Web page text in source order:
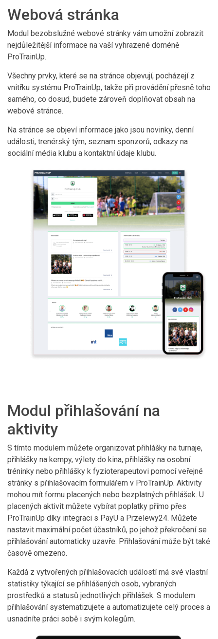
Webová stránka
Modul bezobslužné webové stránky vám umožní zobrazit
nejdůležitější informace na vaší vyhrazené doméně
ProTrainUp.
Všechny prvky, které se na stránce objevují, pocházejí z
vnitřku systému ProTrainUp, takže při provádění přesně toho
samého, co dosud, budete zároveň doplňovat obsah na
webové stránce.
Na stránce se objeví informace jako jsou novinky, denní
události, trenérský tým, seznam sponzorů, odkazy na
sociální média klubu a kontaktní údaje klubu.
Modul přihlašování na
aktivity
S tímto modulem můžete organizovat přihlášky na turnaje,
přihlášky na kempy, výlety do kina, přihlášky na osobní
tréninky nebo přihlášky k fyzioterapeutovi pomocí veřejné
stránky s přihlašovacím formulářem v ProTrainUp. Aktivity
mohou mít formu placených nebo bezplatných přihlášek. U
placených aktivit můžete vybírat poplatky přímo přes
ProTrainUp díky integraci s PayU a Przelewy24. Můžete
nastavit maximální počet účastníků, po jehož překročení se
přihlašování automaticky uzavře. Přihlašování může být také
časově omezeno.
Každá z vytvořených přihlašovacích událostí má své vlastní
statistiky týkající se přihlášených osob, vybraných
prostředků a statusů jednotlivých přihlášek. S modulem
přihlašování systematizujete a automatizujete celý proces a
usnadníte práci sobě i svým kolegům.